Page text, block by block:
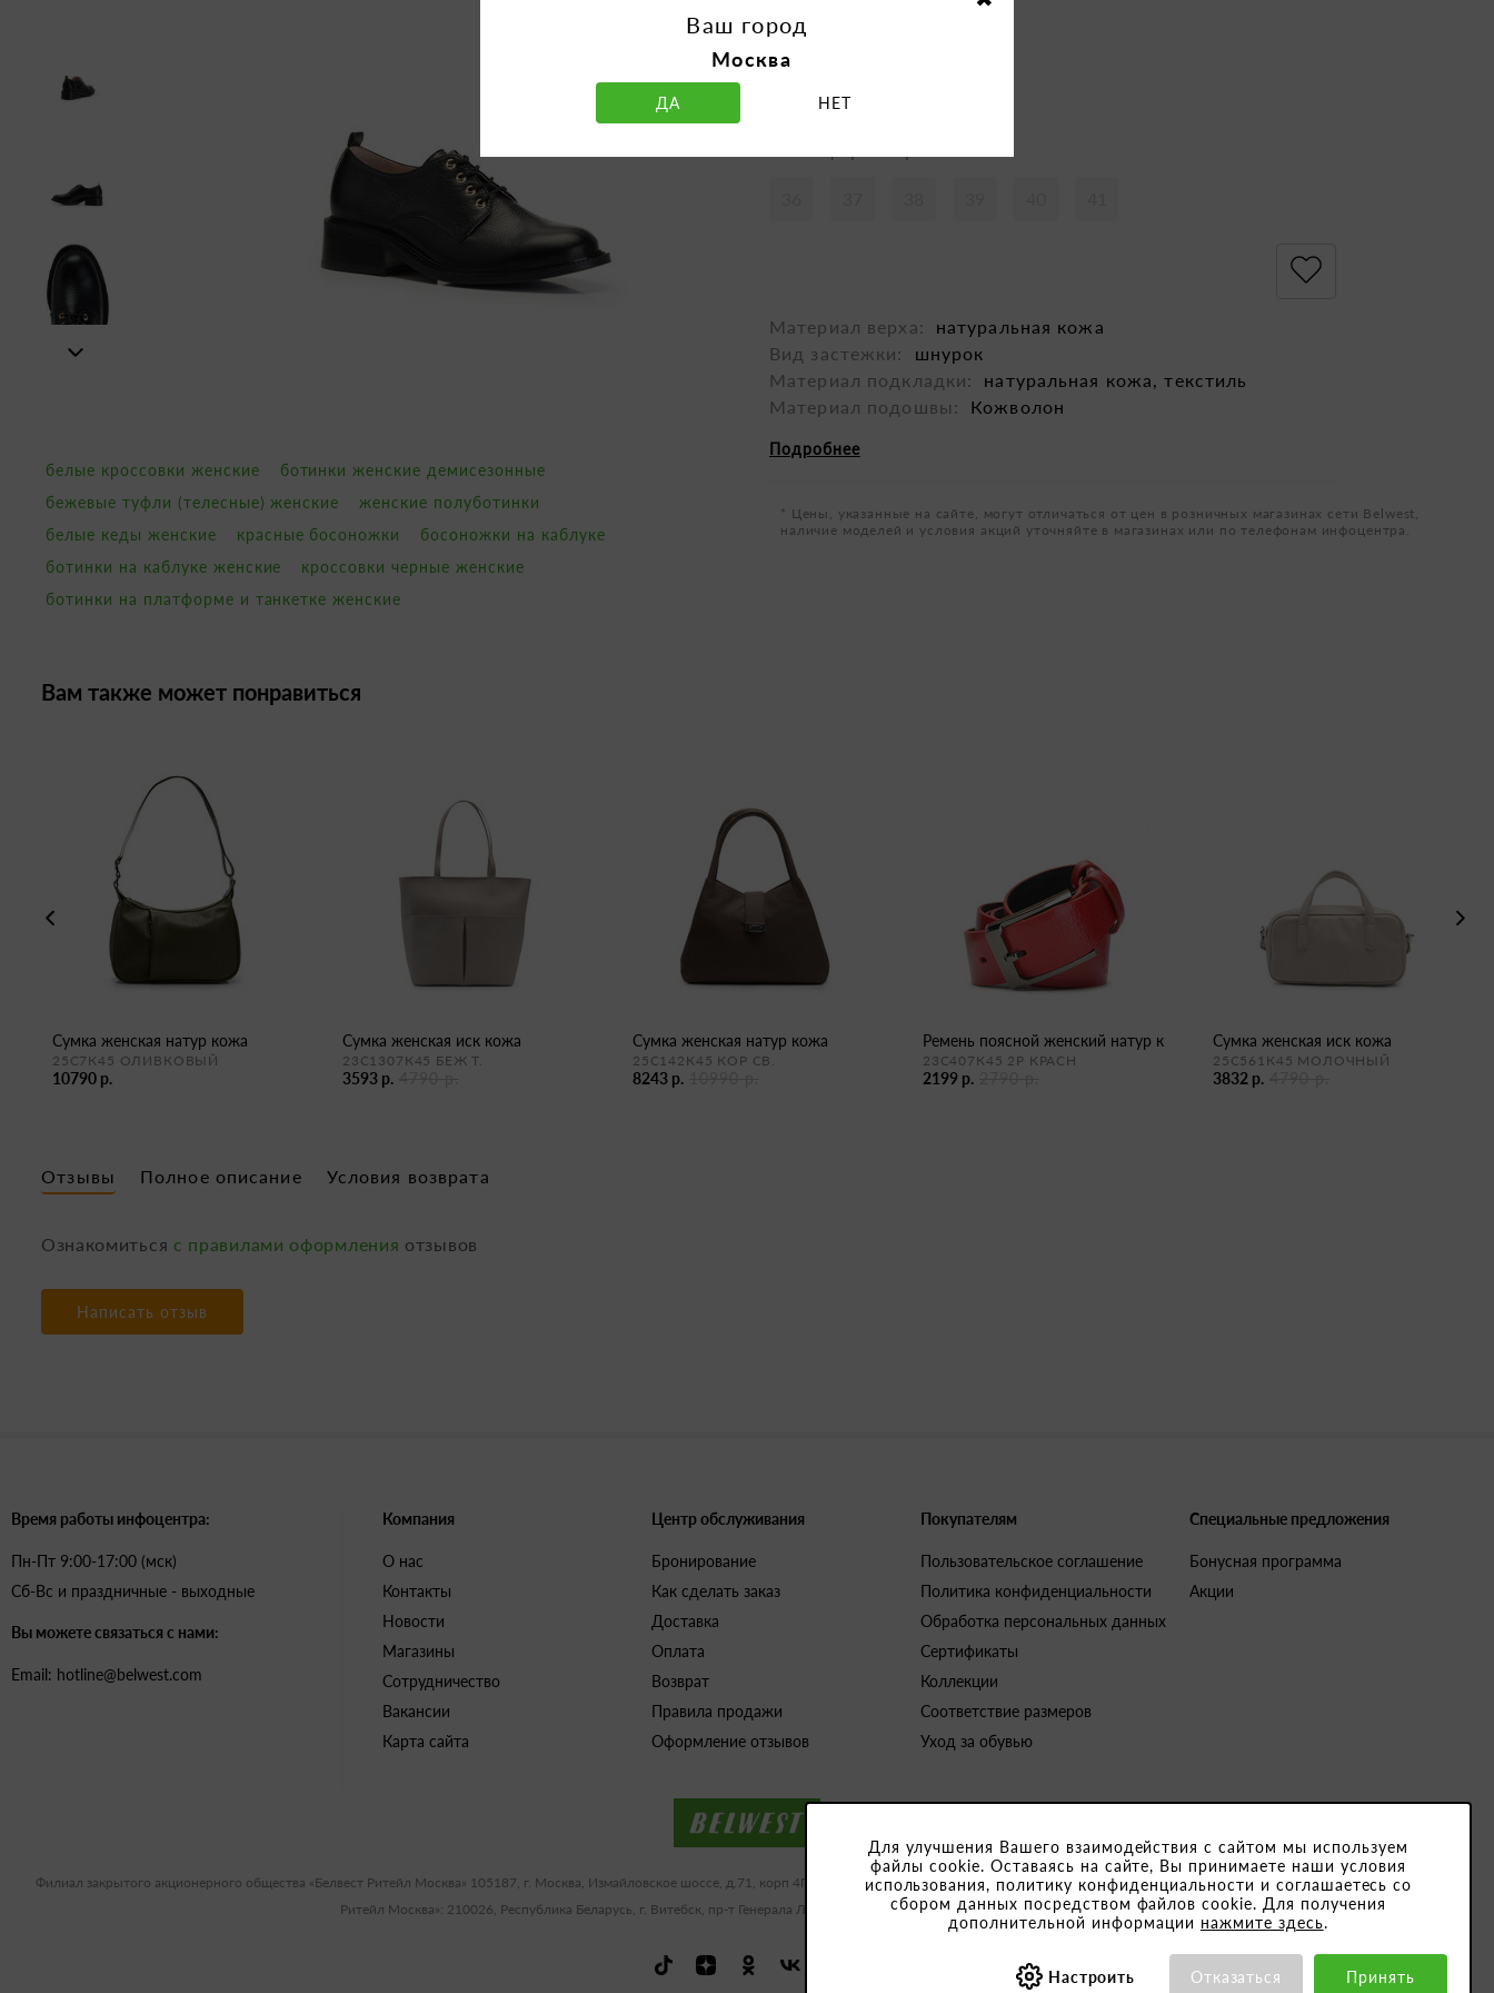
Для улучшения Вашего взаимодействия с сайтом мы используем
файлы cookie. Оставаясь на сайте, Вы принимаете наши условия
использования, политику конфиденциальности и соглашаетесь со
сбором данных посредством файлов cookie. Для получения
дополнительной информации нажмите здесь.
Настроить Отказаться Принять
белые кроссовки женские
ботинки женские демисезонные
бежевые туфли (телесные) женские
женские полуботинки
белые кеды женские
красные босоножки
босоножки на каблуке
ботинки на каблуке женские
кроссовки черные женские
ботинки на платформе и танкетке женские
Материал верха:
натуральная кожа
Вид застежки:
шнурок
Материал подкладки:
натуральная кожа, текстиль
Материал подошвы:
Кожволон
Подробнее
* Цены, указанные на сайте, могут отличаться от цен в розничных магазинах сети Belwest,
наличие моделей и условия акций уточняйте в магазинах или по телефонам инфоцентра.
Вам также может понравиться
сумка женская натур кожа
25С7К45 ОЛИВКОВЫЙ
10790 р.
сумка женская иск кожа
23С1307К45 БЕЖ Т.
3593 р.
сумка женская натур кожа
25С142К45 КОР СВ.
8243 р.
ремень поясной женский натур к
23С407К45 2Р КРАСН
2199 р.
сумка женская иск кожа
25С561К45 МОЛОЧНЫЙ
3832 р.
Отзывы Полное описание Условия возврата
Ознакомиться с правилами оформления отзывов
Написать отзыв
Время работы инфоцентра:
Пн-Пт 9:00-17:00 (мск)
Сб-Вс и праздничные - выходные
Вы можете связаться с нами:
Email: hotline@belwest.com
Компания
О нас
Контакты
Новости
Магазины
Сотрудничество
Вакансии
Карта сайта
Центр обслуживания
Бронирование
Как сделать заказ
Доставка
Оплата
Возврат
Правила продажи
Оформление отзывов
Покупателям
Пользовательское соглашение
Политика конфиденциальности
Обработка персональных данных
Сертификаты
Коллекции
Соответствие размеров
Уход за обувью
Специальные предложения
Бонусная программа
Акции
Филиал закрытого акционерного общества «Белвест Ритейл Москва» 105187, г. Москва, Измайловское шоссе, д.71, корп 4Г-Д ИНН/КПП 9909483591/774791001. Юридический адрес закрытого акционерного общества «Белвест
Ритейл Москва»: 210026, Республика Беларусь, г. Витебск, пр-т Генерала Людникова, 10-1, УНП 391815189, ОКПО 501066892000
Москва
ДА НЕТ
Ваш город